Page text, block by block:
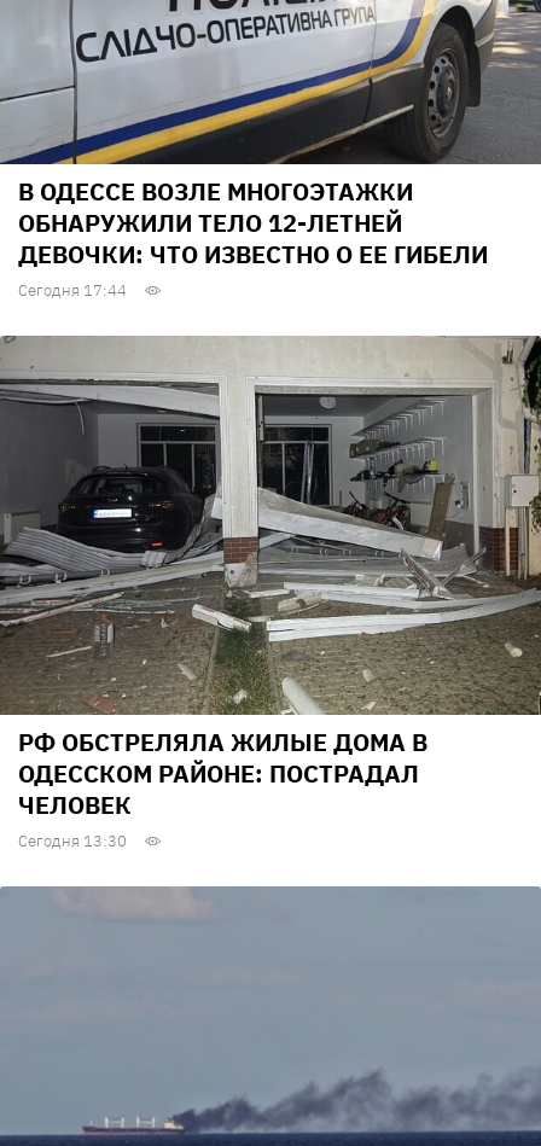
В ОДЕССЕ ВОЗЛЕ МНОГОЭТАЖКИ
ОБНАРУЖИЛИ ТЕЛО 12-ЛЕТНЕЙ
ДЕВОЧКИ: ЧТО ИЗВЕСТНО О ЕЕ ГИБЕЛИ
Сегодня 17:44
РФ ОБСТРЕЛЯЛА ЖИЛЫЕ ДОМА В
ОДЕССКОМ РАЙОНЕ: ПОСТРАДАЛ
ЧЕЛОВЕК
Сегодня 13:30